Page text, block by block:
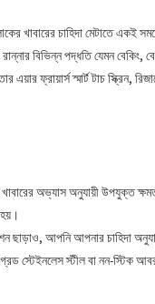
খাবারের চাহিদা মেটাতে একই
বিভিন্ন পদ্ধতি যেমন বেকিং,
এয়ার ফ্রায়ার্স স্মার্ট টাচ স্ক্রিন,
খাবারের অভ্যাস অনুযায়ী উপযুক্ত
ছাড়াও, আপনি আপনার চাহিদা
স্টেইনলেস স্টীল বা নন-স্টিক